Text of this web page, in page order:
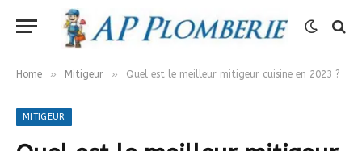
Home » Mitigeur » Quel est le meilleur mitigeur cuisine en 2023 ?
MITIGEUR